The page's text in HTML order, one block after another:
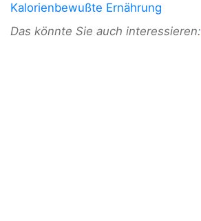
Kalorienbewußte Ernährung
Das könnte Sie auch interessieren: